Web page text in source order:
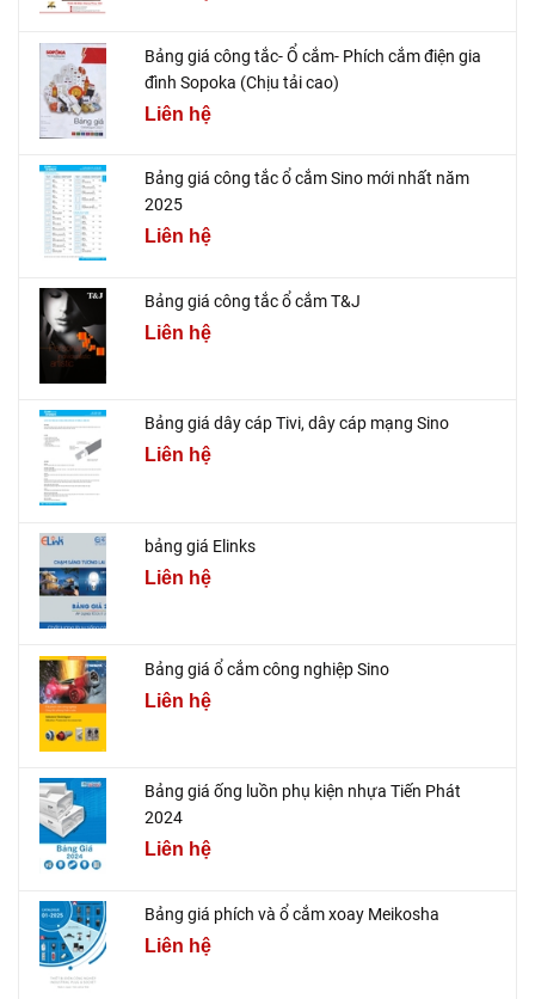
Bảng giá công tắc- Ổ cắm- Phích cắm điện gia
đình Sopoka (Chịu tải cao)
Liên hệ
Bảng giá công tắc ổ cắm Sino mới nhất năm
2025
Liên hệ
Bảng giá công tắc ổ cắm T&J
Liên hệ
Bảng giá dây cáp Tivi, dây cáp mạng Sino
Liên hệ
bảng giá Elinks
Liên hệ
Bảng giá ổ cắm công nghiệp Sino
Liên hệ
Bảng giá ống luồn phụ kiện nhựa Tiến Phát
2024
Liên hệ
Bảng giá phích và ổ cắm xoay Meikosha
Liên hệ